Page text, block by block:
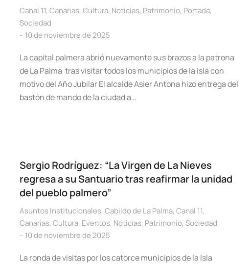
Canal 11, Canarias, Cultura, Noticias, Patrimonio, Portada,
Sociedad
10 de noviembre de 2025
La capital palmera abrió nuevamente sus brazos a la patrona
de La Palma tras visitar todos los municipios de la isla con
motivo del Año Jubilar El alcalde Asier Antona hizo entrega del
bastón de mando de la ciudad a…
Sergio Rodríguez: “La Virgen de La Nieves
regresa a su Santuario tras reafirmar la unidad
del pueblo palmero”
Asuntos Institucionales, Cabildo de La Palma, Canal 11,
Canarias, Cultura, Eventos, Noticias, Patrimonio, Sociedad
10 de noviembre de 2025
La ronda de visitas por los catorce municipios de la Isla